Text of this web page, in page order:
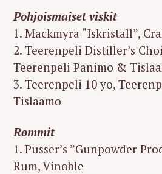
Pohjoismaiset viskit
1. Mackmyra “Iskristall”,
2. Teerenpeli Distiller’s
Teerenpeli Panimo &
3. Teerenpeli 10 yo,
Tislaamo
Rommit
1. Pusser’s ”Gunpowder
Rum, Vinoble